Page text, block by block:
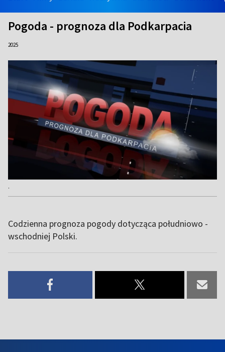
Pogoda - prognoza dla Podkarpacia
2025
.
Codzienna prognoza pogody dotycząca południowo -
wschodniej Polski.